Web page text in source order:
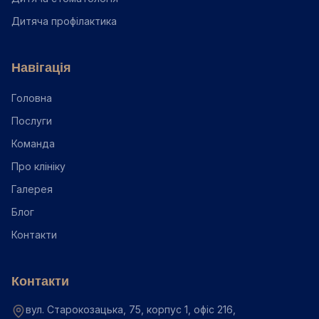
Дитяча профілактика
Навігація
Головна
Послуги
Команда
Про клініку
Галерея
Блог
Контакти
Контакти
вул. Старокозацька, 75, корпус 1, офіс 216,